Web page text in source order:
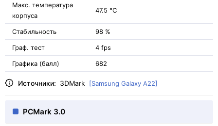
Макс. температура
корпуса
47.5 °C
Стабильность 98 %
Граф. тест 4 fps
Графика (балл) 682
Источники: 3DMark [Samsung Galaxy A22]
PCMark 3.0